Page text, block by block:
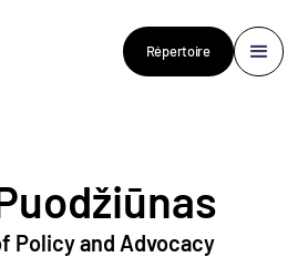
Répertoire
Policy and Advocacy